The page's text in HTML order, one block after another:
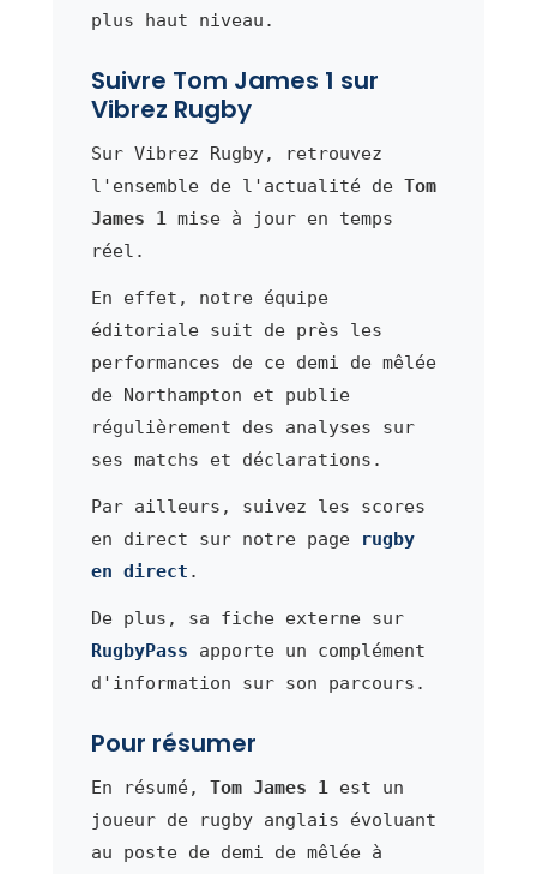
plus haut niveau.
Suivre Tom James 1 sur
Vibrez Rugby
Sur Vibrez Rugby, retrouvez
l'ensemble de l'actualité de Tom
James 1mise à jour en temps
réel.
En effet, notre équipe
éditoriale suit de près les
performances de ce demi de mêlée
de Northampton et publie
régulièrement des analyses sur
ses matchs et déclarations.
Par ailleurs, suivez les scores
en direct sur notre page
rugby
en direct .
De plus, sa fiche externe sur
RugbyPass apporte un complément
d'information sur son parcours.
Pour résumer
En résumé, Tom James 1est un
joueur de rugby anglais évoluant
au poste de demi de mêlée à